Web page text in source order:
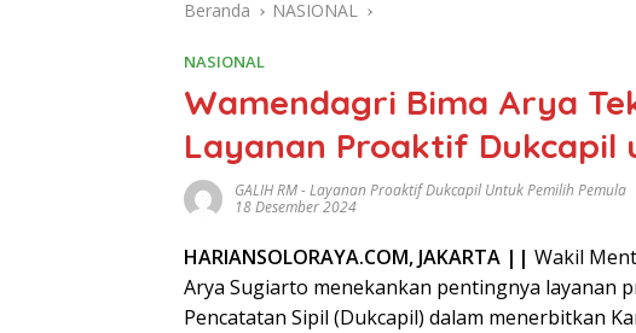
Beranda NASIONAL
NASIONAL
Wamendagri Bima Arya
Layanan Proaktif Dukcapil
GALIH RM-Layanan Proaktif Dukcapil Untuk Pemilih Pemula
18 Desember 2024
HARIANSOLORAYA.COM, JAKARTA || Wakil
Arya Sugiarto menekankan pentingnya layanan
Pencatatan Sipil (Dukcapil) dalam menerbitkan